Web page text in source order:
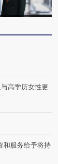
高学历女性更
和服务给予将持